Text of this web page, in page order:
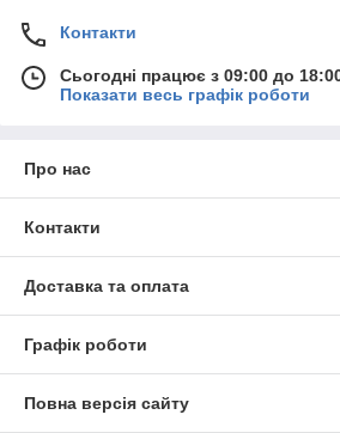
Контакти
Сьогодні працює з 09:00 до
Показати весь графік роботи
Про нас
Контакти
Доставка та оплата
Графік роботи
Повна версія сайту